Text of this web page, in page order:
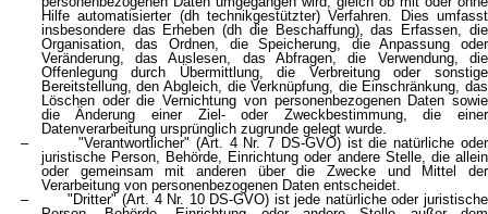
Hilfe automatisierter (dh technikgestützter) Verfahren. Dies umfasst
insbesondere das Erheben (dh die Beschaffung), das Erfassen, die
Organisation, das Ordnen, die Speicherung, die Anpassung oder
Veränderung, das Auslesen, das Abfragen, die Verwendung, die
Offenlegung durch Übermittlung, die Verbreitung oder sonstige
Bereitstellung, den Abgleich, die Verknüpfung, die Einschränkung, das
Löschen oder die Vernichtung von personenbezogenen Daten sowie
die Änderung einer Ziel- oder Zweckbestimmung, die einer
Datenverarbeitung ursprünglich zugrunde gelegt wurde.
– "Verantwortlicher" (Art. 4 Nr. 7 DS-GVO) ist die natürliche oder
juristische Person, Behörde, Einrichtung oder andere Stelle, die allein
oder gemeinsam mit anderen über die Zwecke und Mittel der
Verarbeitung von personenbezogenen Daten entscheidet.
– "Dritter" (Art. 4 Nr. 10 DS-GVO) ist jede natürliche oder juristische